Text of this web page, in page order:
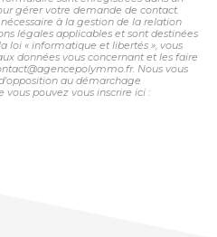
gérer votre demande de contact.
à la gestion de la relation
légales applicables et sont destinées
loi « informatique et libertés », vous
données vous concernant et les faire
Nous vous
au démarchage
vous pouvez vous inscrire ici :